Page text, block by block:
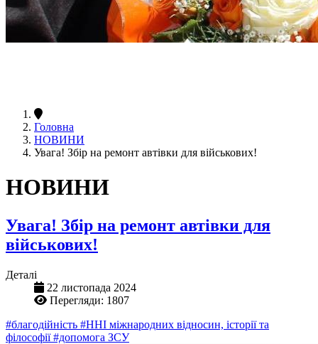
Головна
НОВИНИ
Увага! Збір на ремонт автівки для військових!
НОВИНИ
Увага! Збір на ремонт автівки для
військових!
Деталі
22 листопада 2024
Перегляди: 1807
#благодійність #ННІ міжнародних відносин, історії та
філософії#допомога ЗСУ